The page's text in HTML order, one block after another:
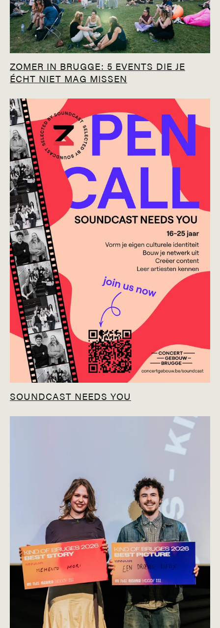
ZOMER IN BRUGGE: 5 EVENTS DIE JE
ÉCHT NIET MAG MISSEN
SOUNDCAST NEEDS YOU